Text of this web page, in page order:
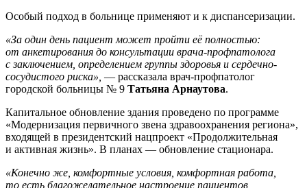
Особый подход в больнице применяют и к диспансеризации.
«За один день пациент может пройти её полностью:
от анкетирования до консультации врача-профпатолога
с заключением, определением группы здоровья и сердечно-
сосудистого риска», — рассказала врач-профпатолог
городской больницы № 9 Татьяна Арнаутова.
Капитальное обновление здания проведено по программе
«Модернизация первичного звена здравоохранения региона»,
входящей в президентский нацпроект «Продолжительная
и активная жизнь». В планах — обновление стационара.
«Конечно же, комфортные условия, комфортная работа,
то есть благожелательное настроение пациентов